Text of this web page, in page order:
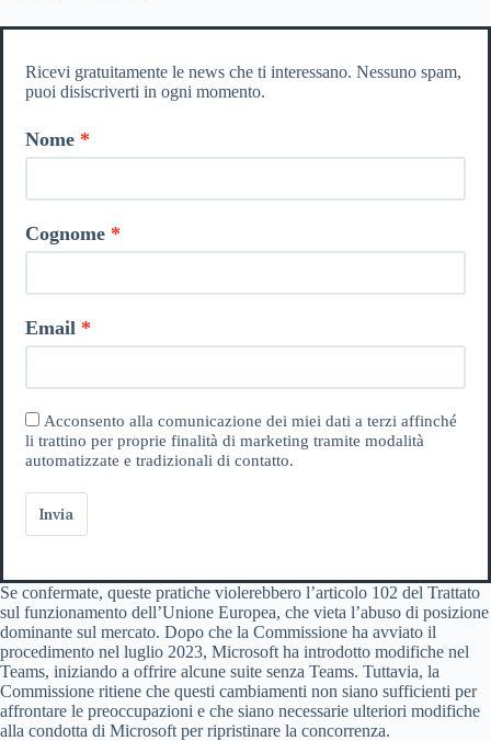
Ricevi gratuitamente le news che ti interessano. Nessuno spam,
puoi disiscriverti in ogni momento.
Nome
Cognome
Email
Acconsento alla comunicazione dei miei dati a terzi affinché
li trattino per proprie finalità di marketing tramite modalità
automatizzate e tradizionali di contatto.
Invia
Se confermate, queste pratiche violerebbero l’articolo 102 del Trattato
sul funzionamento dell’Unione Europea, che vieta l’abuso di posizione
dominante sul mercato. Dopo che la Commissione ha avviato il
procedimento nel luglio 2023, Microsoft ha introdotto modifiche nel
Teams, iniziando a offrire alcune suite senza Teams. Tuttavia, la
Commissione ritiene che questi cambiamenti non siano sufficienti per
affrontare le preoccupazioni e che siano necessarie ulteriori modifiche
alla condotta di Microsoft per ripristinare la concorrenza.